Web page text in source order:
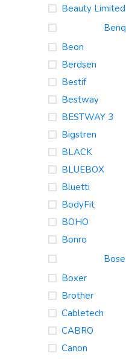
Beauty Limited
Benq
Beon
Berdsen
Bestif
Bestway
BESTWAY 3
Bigstren
BLACK
BLUEBOX
Bluetti
BodyFit
BOHO
Bonro
Bose
Boxer
Brother
Cabletech
CABRO
Canon